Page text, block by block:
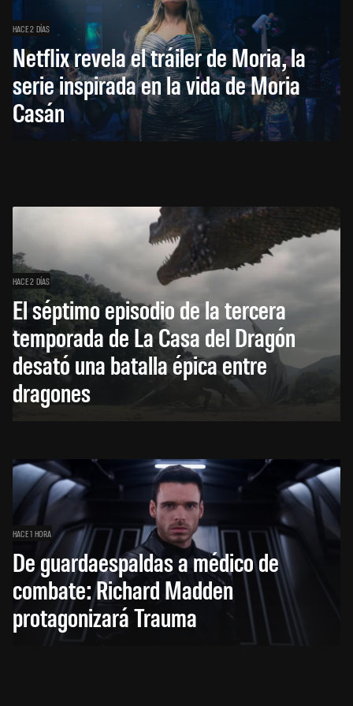
HACE 2 DÍAS
Netflix revela el tráiler de Moria, la
serie inspirada en la vida de Moria
Casán
HACE 2 DÍAS
El séptimo episodio de la tercera
temporada de La Casa del Dragón
desató una batalla épica entre
dragones
HACE 1 HORA
De guardaespaldas a médico de
combate: Richard Madden
protagonizará Trauma